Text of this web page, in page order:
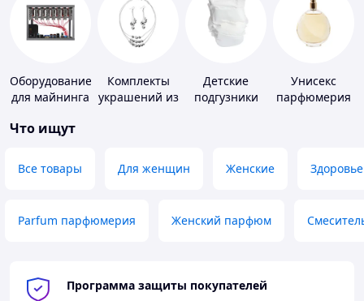
Оборудование
для майнинга
Комплекты
украшений из
Детские
подгузники
Унисекс
парфюмерия
Что ищут
Все товары Для женщин Женские Здоровье
Parfum парфюмерия Женский парфюм
Программа защиты покупателей